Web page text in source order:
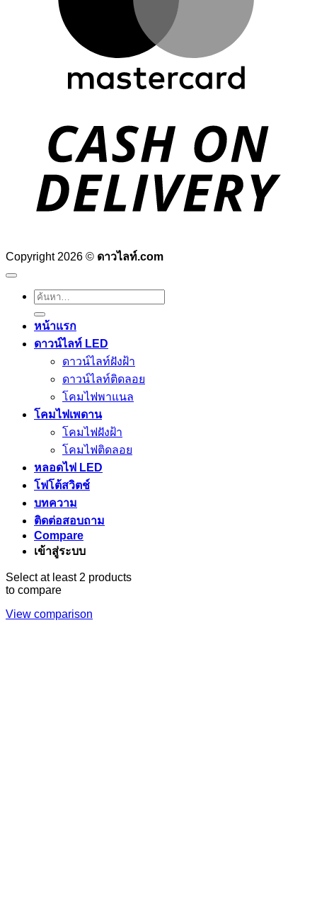
Copyright 2026 © ดาวไลท์.com
ค้นหา:
หน้าแรก
ดาวน์ไลท์ LED
ดาวน์ไลท์ฝังฝ้า
ดาวน์ไลท์ติดลอย
โคมไฟพาแนล
โคมไฟเพดาน
โคมไฟฝังฝ้า
โคมไฟติดลอย
หลอดไฟ LED
โฟโต้สวิตช์
บทความ
ติดต่อสอบถาม
Compare
เข้าสู่ระบบ
Select at least 2 products
to compare
View comparison